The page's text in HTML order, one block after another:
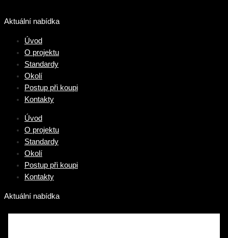
na
Aktuální nabídka
Úvod
O projektu
Standardy
Okolí
Postup při koupi
Kontakty
Úvod
O projektu
Standardy
Okolí
Postup při koupi
Kontakty
Aktuální nabídka